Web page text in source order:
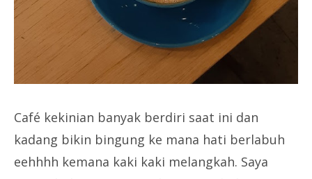
Café kekinian banyak berdiri saat ini dan
kadang bikin bingung ke mana hati berlabuh
eehhhh kemana kaki kaki melangkah. Saya